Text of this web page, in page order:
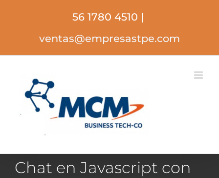
56 1780 4510 |
ventas@empresastpe.com
Chat en Javascript con